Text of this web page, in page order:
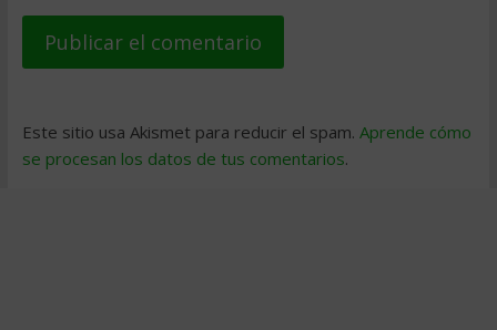
Este sitio usa Akismet para reducir el spam. Aprende cómo
se procesan los datos de tus comentarios.